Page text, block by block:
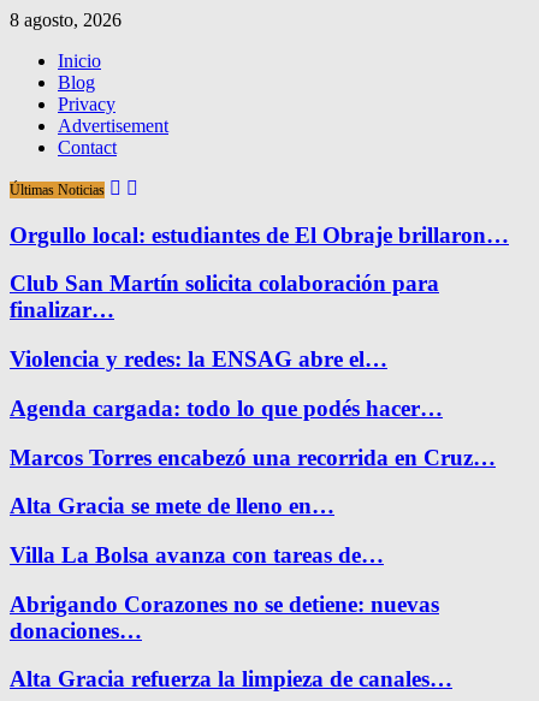
8 agosto, 2026
Inicio
Blog
Privacy
Advertisement
Contact
Últimas Noticias
Orgullo local: estudiantes de El Obraje brillaron…
Club San Martín solicita colaboración para
finalizar…
Violencia y redes: la ENSAG abre el…
Agenda cargada: todo lo que podés hacer…
Marcos Torres encabezó una recorrida en Cruz…
Alta Gracia se mete de lleno en…
Villa La Bolsa avanza con tareas de…
Abrigando Corazones no se detiene: nuevas
donaciones…
Alta Gracia refuerza la limpieza de canales…